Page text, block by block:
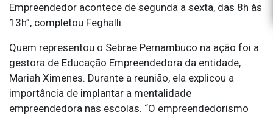
Empreendedor acontece de segunda a sexta, das 8h às
13h”, completou Feghalli.
Quem representou o Sebrae Pernambuco na ação foi a
gestora de Educação Empreendedora da entidade,
Mariah Ximenes. Durante a reunião, ela explicou a
importância de implantar a mentalidade
empreendedora nas escolas. “O empreendedorismo